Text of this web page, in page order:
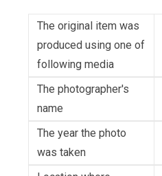
The original item was
produced using one of
following media
The photographer's
name
The year the photo
was taken